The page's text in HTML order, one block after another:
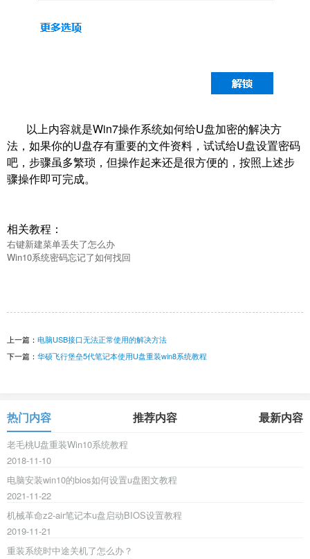
以上内容就是Win7操作系统如何给U盘加密的解决方
法，如果你的U盘存有重要的文件资料，试试给U盘设置密码
吧，步骤虽多繁琐，但操作起来还是很方便的，按照上述步
骤操作即可完成。
相关教程：
右键新建菜单丢失了怎么办
Win10系统密码忘记了如何找回
上一篇： 电脑USB接口无法正常使用的解决方法
下一篇： 华硕飞行堡垒5代笔记本使用U盘重装win8系统教程
热门内容 推荐内容 最新内容
老毛桃U盘重装Win10系统教程
2018-11-10
电脑安装win10的bios如何设置u盘图文教程
2021-11-22
机械革命z2-air笔记本u盘启动BIOS设置教程
2019-11-21
重装系统时中途关机了怎么办？